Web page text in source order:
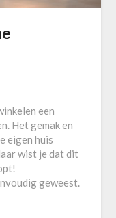
een
Het gemak en
eigen huis
wist je dat dit
geweest.